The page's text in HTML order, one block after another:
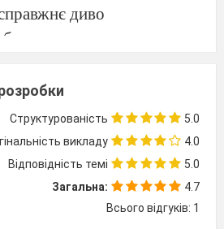
диво
свято.
усіх вас вітаємо
концерт починаємо.
в святковий зал
Структурованість
5.0
викладу
4.0
Відповідність темі
5.0
Загальна:
4.7
Всього відгуків: 1